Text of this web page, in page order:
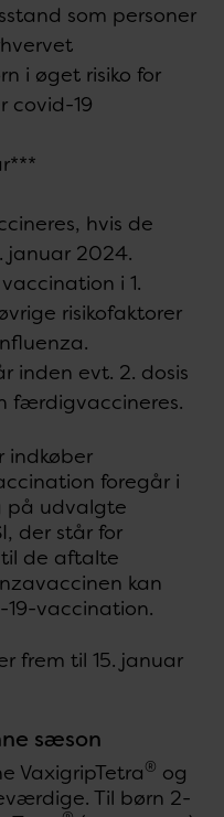
som personer
i øget risiko for
covid-19
hvis de
januar 2024.
i 1.
risikofaktorer
inden evt. 2. dosis
færdigvaccineres.
indkøber
foregår i
på udvalgte
der står for
de aftalte
kan
vaccination.
frem til 15. januar
sæson
VaxigripTetra® og
Til børn 2-